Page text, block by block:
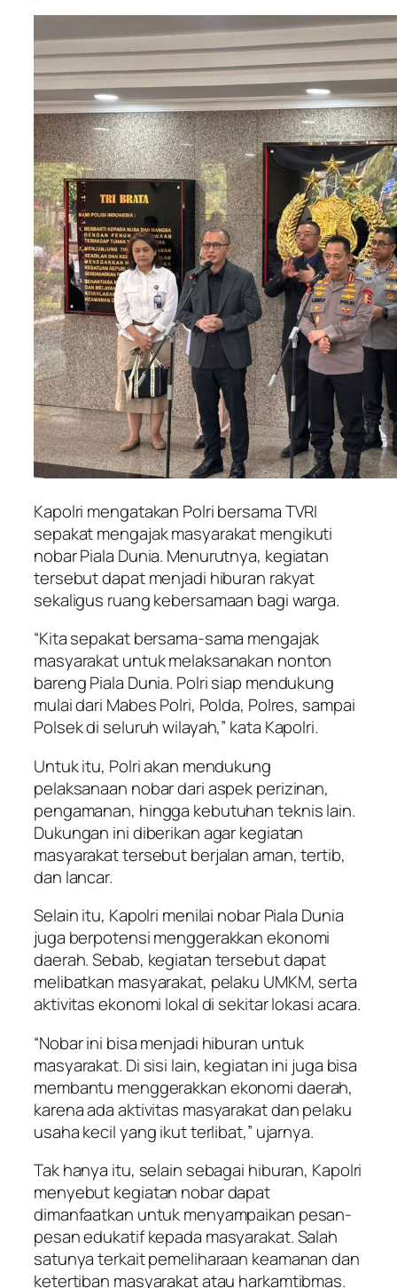
Kapolri mengatakan Polri bersama TVRI
sepakat mengajak masyarakat mengikuti
nobar Piala Dunia. Menurutnya, kegiatan
tersebut dapat menjadi hiburan rakyat
sekaligus ruang kebersamaan bagi warga.
“Kita sepakat bersama-sama mengajak
masyarakat untuk melaksanakan nonton
bareng Piala Dunia. Polri siap mendukung
mulai dari Mabes Polri, Polda, Polres, sampai
Polsek di seluruh wilayah,” kata Kapolri.
Untuk itu, Polri akan mendukung
pelaksanaan nobar dari aspek perizinan,
pengamanan, hingga kebutuhan teknis lain.
Dukungan ini diberikan agar kegiatan
masyarakat tersebut berjalan aman, tertib,
dan lancar.
Selain itu, Kapolri menilai nobar Piala Dunia
juga berpotensi menggerakkan ekonomi
daerah. Sebab, kegiatan tersebut dapat
melibatkan masyarakat, pelaku UMKM, serta
aktivitas ekonomi lokal di sekitar lokasi acara.
“Nobar ini bisa menjadi hiburan untuk
masyarakat. Di sisi lain, kegiatan ini juga bisa
membantu menggerakkan ekonomi daerah,
karena ada aktivitas masyarakat dan pelaku
usaha kecil yang ikut terlibat,” ujarnya.
Tak hanya itu, selain sebagai hiburan, Kapolri
menyebut kegiatan nobar dapat
dimanfaatkan untuk menyampaikan pesan-
pesan edukatif kepada masyarakat. Salah
satunya terkait pemeliharaan keamanan dan
ketertiban masyarakat atau harkamtibmas.